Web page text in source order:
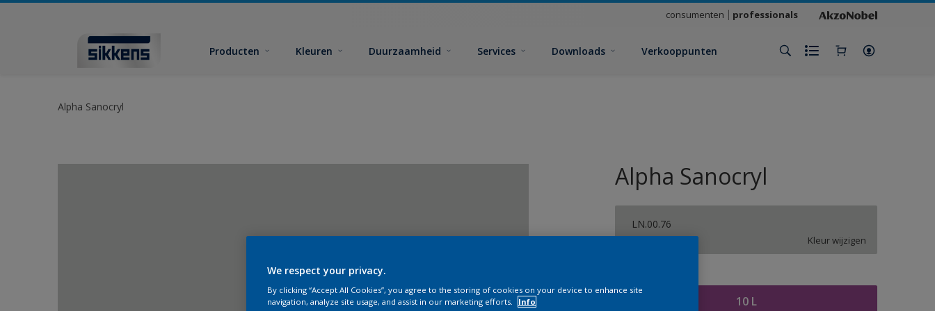
consumenten professionals
Producten Kleuren Duurzaamheid Services Downloads Verkooppunten
Alpha Sanocryl
Alpha Sanocryl
LN.00.76
Kleur wijzigen
10 L
We respect your privacy.
By clicking “Accept All Cookies”, you agree to the storing of cookies on your device to enhance site
navigation, analyze site usage, and assist in our marketing efforts.
Info